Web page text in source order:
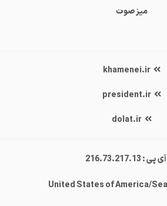
میز صوت
khamenei.ir
president.ir
dolat.ir
آی پی : 216.73.217.13